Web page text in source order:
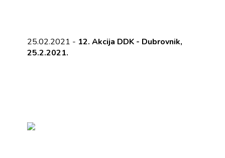
25.02.2021 - 12. Akcija DDK - Dubrovnik,
25.2.2021.